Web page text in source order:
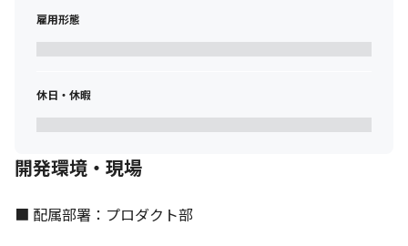
境を作る挑戦ができます
・まだまだ拡張性のあるサービスのため、主体的にサービスをつ
開発ができます
・「大事なもの」を未来へ繋ぐ仕事を応援するために、テクノロ
雇用創出まで繋ぐことができ、社会貢献性の高さを感じられます
・急成長する組織とプロダクト開発の最適化、効率化、ルールづ
雇用形態
休日・休暇
開発環境・現場
■ 配属部署：プロダクト部